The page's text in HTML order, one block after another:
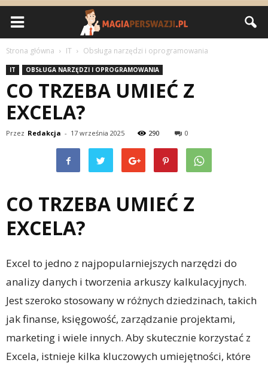
Strona główna IT Obsługa narzędzi i oprogramowania
IT OBSŁUGA NARZĘDZI I OPROGRAMOWANIA
CO TRZEBA UMIEĆ Z
EXCELA?
Przez Redakcja - 17 września 2025 290 0
CO TRZEBA UMIEĆ Z
EXCELA?
Excel to jedno z najpopularniejszych narzędzi do
analizy danych i tworzenia arkuszy kalkulacyjnych.
Jest szeroko stosowany w różnych dziedzinach, takich
jak finanse, księgowość, zarządzanie projektami,
marketing i wiele innych. Aby skutecznie korzystać z
Excela, istnieje kilka kluczowych umiejętności, które